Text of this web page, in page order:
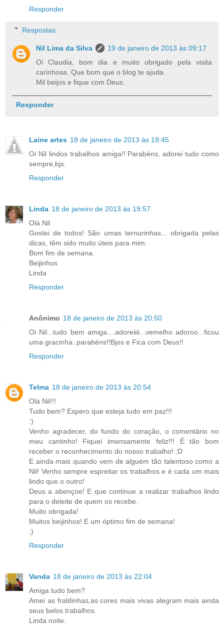
Responder
Respostas
Nil Lima da Silva
19 de janeiro de 2013 às 09:17
Oi Claudia, bom dia e muito obrigado pela visita
carinhosa. Que bom que o blog te ajuda.
Mil beijos e fique com Deus.
Responder
Laine artes 18 de janeiro de 2013 às 19:45
Oi Nil lindos trabalhos amiga!! Parabéns, adorei tudo como
sempre,bjs.
Responder
Linda 18 de janeiro de 2013 às 19:57
Olá Nil
Gostei de todos! São umas ternurinhas... obrigada pelas
dicas, têm sido muito úteis para mim.
Bom fim de semana.
Beijinhos
Linda
Responder
Anônimo 18 de janeiro de 2013 às 20:50
Oi Nil...tudo bem amiga....adoreiiii...vemelho adoroo...ficou
uma gracinha..parabéns!!Bjos e Fica com Deus!!
Responder
Telma 18 de janeiro de 2013 às 20:54
Olá Nil!!!
Tudo bem? Espero que esteja tudo em paz!!!
:)
Venho agradecer, do fundo do coração, o comentário no
meu cantinho! Fiquei imensamente feliz!!! É tão bom
receber o reconhecimento do nosso trabalho! :D
E ainda mais quando vem de alguém tão talentoso como a
Nil! Venho sempre espreitar os trabalhos e é cada um mais
lindo que o outro!
Deus a abençoe! E que continue a realizar trabalhos lindo
para o deleite de quem os recebe.
Muito obrigada!
Muitos beijinhos! E um óptimo fim de semana!
;)
Responder
Vanda 18 de janeiro de 2013 às 22:04
Amiga tudo bem?
Amei as fraldinhas,as cores mais vivas alegram mais ainda
seus belos trabalhos.
Linda noite.